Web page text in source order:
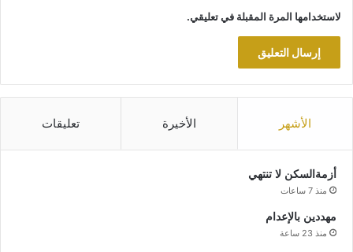
لاستخدامها المرة المقبلة في تعليقي.
الأشهر الأخيرة تعليقات
أزمةالسكن لا تنتهي
منذ 7 ساعات
مهددين بالإعدام
منذ 23 ساعة